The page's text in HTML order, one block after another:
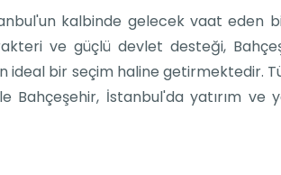
kalbinde gelecek vaat eden
ve güçlü devlet desteği,
ideal bir seçim haline getirmektedir.
Bahçeşehir, İstanbul'da yatırım